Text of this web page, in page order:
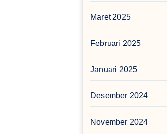
Maret 2025
Februari 2025
Januari 2025
Desember 2024
November 2024